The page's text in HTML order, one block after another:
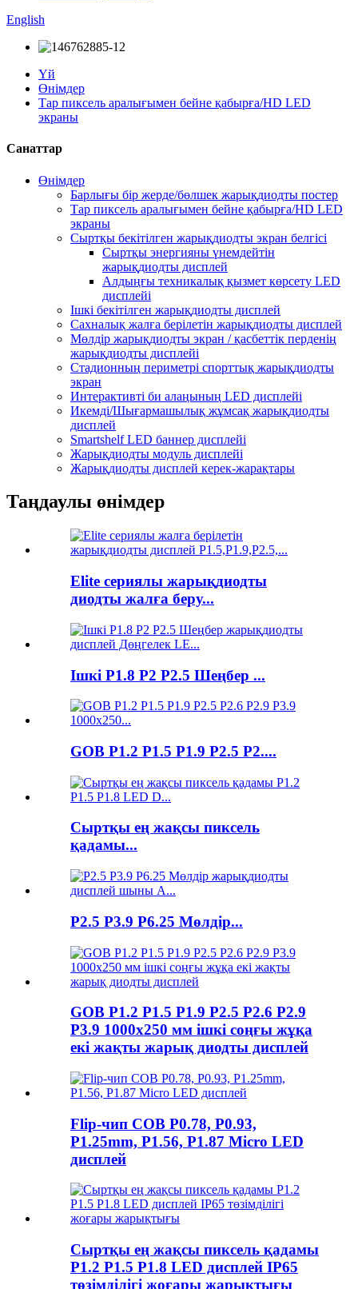
English
Үй
Өнімдер
Тар пиксель аралығымен бейне қабырға/HD LED
экраны
Санаттар
Өнімдер
Барлығы бір жерде/бөлшек жарықдиодты постер
Тар пиксель аралығымен бейне қабырға/HD LED
экраны
Сыртқы бекітілген жарықдиодты экран белгісі
Сыртқы энергияны үнемдейтін
жарықдиодты дисплей
Алдыңғы техникалық қызмет көрсету LED
дисплейі
Ішкі бекітілген жарықдиодты дисплей
Сахналық жалға берілетін жарықдиодты дисплей
Мөлдір жарықдиодты экран / қасбеттік перденің
жарықдиодты дисплейі
Стадионның периметрі спорттық жарықдиодты
экран
Интерактивті би алаңының LED дисплейі
Икемді/Шығармашылық жұмсақ жарықдиодты
дисплей
Smartshelf LED баннер дисплейі
Жарықдиодты модуль дисплейі
Жарықдиодты дисплей керек-жарақтары
Таңдаулы өнімдер
Elite сериялы жарықдиодты
диодты жалға беру...
Ішкі P1.8 P2 P2.5 Шеңбер ...
GOB P1.2 P1.5 P1.9 P2.5 P2....
Сыртқы ең жақсы пиксель
қадамы...
P2.5 P3.9 P6.25 Мөлдір...
GOB P1.2 P1.5 P1.9 P2.5 P2.6 P2.9
P3.9 1000x250 мм ішкі соңғы жұқа
екі жақты жарық диодты дисплей
Flip-чип COB P0.78, P0.93,
P1.25mm, P1.56, P1.87 Micro LED
дисплей
Сыртқы ең жақсы пиксель қадамы
P1.2 P1.5 P1.8 LED дисплей IP65
төзімділігі жоғары жарықтығы